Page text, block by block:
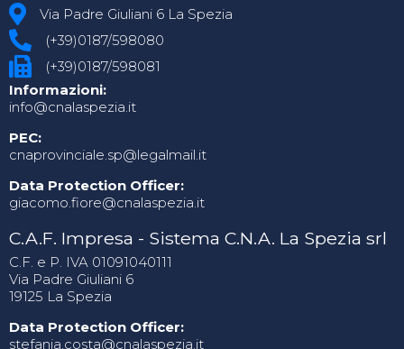
Via Padre Giuliani 6 La Spezia
(+39)0187/598080
(+39)0187/598081
Informazioni:
info@cnalaspezia.it
PEC:
cnaprovinciale.sp@legalmail.it
Data Protection Officer:
giacomo.fiore@cnalaspezia.it
C.A.F. Impresa - Sistema C.N.A. La Spezia srl
C.F. e P. IVA 01091040111
Via Padre Giuliani 6
19125 La Spezia
Data Protection Officer:
stefania.costa@cnalaspezia.it